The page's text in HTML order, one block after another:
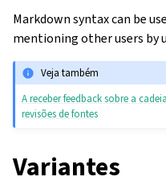
Markdown syntax can be
mentioning other users by
Veja também
A receber feedback sobre a
revisões de fontes
Variantes